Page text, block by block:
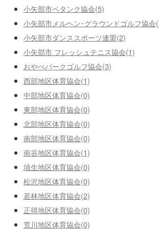
小矢部市ペタンク協会(5)
小矢部市メルヘン･グラウンドゴルフ協会
小矢部市ダンススポーツ連盟(2)
小矢部市 フレッシュテニス協会(1)
おやべパークゴルフ協会(3)
西部地区体育協会(1)
中部地区体育協会(0)
東部地区体育協会(0)
北部地区体育協会(0)
南部地区体育協会(0)
南谷地区体育協会(1)
埴生地区体育協会(0)
松沢地区体育協会(0)
若林地区体育協会(2)
正得地区体育協会(0)
荒川地区体育協会(0)